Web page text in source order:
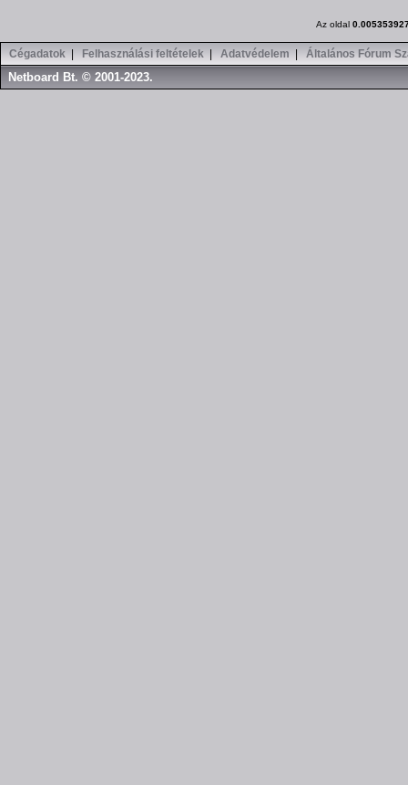
Az oldal
Cégadatok Felhasználási feltételek Adatvédelem Általános Fórum
Netboard Bt. © 2001-2023.